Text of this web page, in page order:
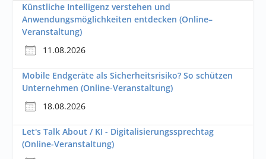
Künstliche Intelligenz verstehen und
Anwendungsmöglichkeiten entdecken (Online–
Veranstaltung)
11.08.2026
Mobile Endgeräte als Sicherheitsrisiko? So schützen
Unternehmen (Online-Veranstaltung)
18.08.2026
Let's Talk About / KI - Digitalisierungssprechtag
(Online-Veranstaltung)